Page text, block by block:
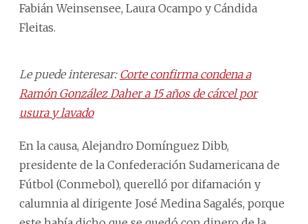
Fabián Weinsensee, Laura Ocampo y Cándida
Fleitas.
Le puede interesar: Corte confirma condena a
Ramón González Daher a 15 años de cárcel por
usura y lavado
En la causa, Alejandro Domínguez Dibb,
presidente de la Confederación Sudamericana de
Fútbol (Conmebol), querelló por difamación y
calumnia al dirigente José Medina Sagalés, porque